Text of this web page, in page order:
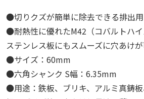
●切りクズが簡単に除去できる排出
●耐熱性に優れたM42（コバルトハ
ステンレス板にもスムーズに穴あけ
●サイズ：60mm
●六角シャンク S幅：6.35mm
●用途：鉄板、ブリキ、アルミ真鋳